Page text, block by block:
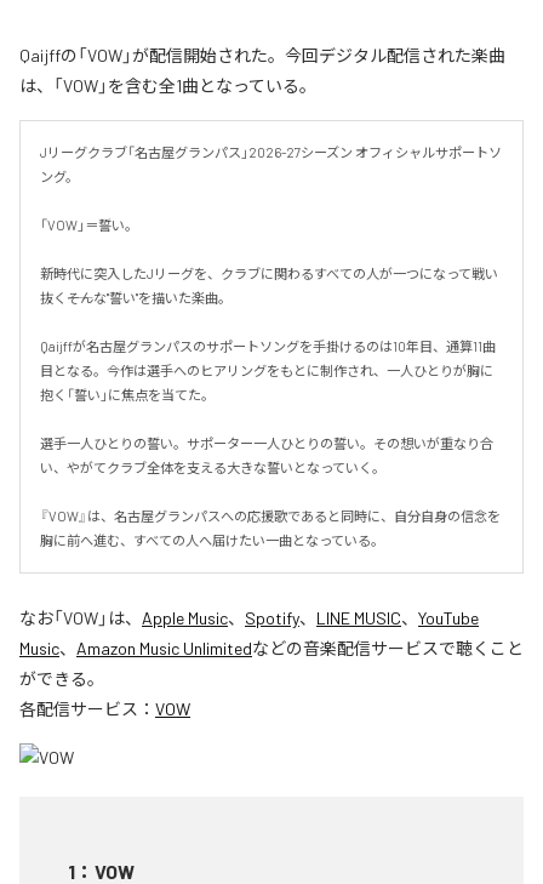
Qaijffの「VOW」が配信開始された。今回デジタル配信された楽曲
は、「VOW」を含む全1曲となっている。
Jリーグクラブ「名古屋グランパス」2026-27シーズン オフィシャルサポートソ
ング。
「VOW」＝誓い。
新時代に突入したJリーグを、クラブに関わるすべての人が一つになって戦い
抜く――そんな"誓い"を描いた楽曲。
Qaijffが名古屋グランパスのサポートソングを手掛けるのは10年目、通算11曲
目となる。今作は選手へのヒアリングをもとに制作され、一人ひとりが胸に
抱く「誓い」に焦点を当てた。
選手一人ひとりの誓い。サポーター一人ひとりの誓い。その想いが重なり合
い、やがてクラブ全体を支える大きな誓いとなっていく。
『VOW』は、名古屋グランパスへの応援歌であると同時に、自分自身の信念を
胸に前へ進む、すべての人へ届けたい一曲となっている。
なお「VOW」は、 Apple Music、 Spotify、 LINE MUSIC、 YouTube
Music、 Amazon Music Unlimitedなどの音楽配信サービスで聴くこと
ができる。
各配信サービス： VOW
1 ： VOW